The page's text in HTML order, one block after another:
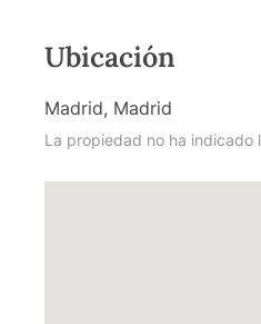
Ubicación
Madrid, Madrid
La propiedad no ha indicado